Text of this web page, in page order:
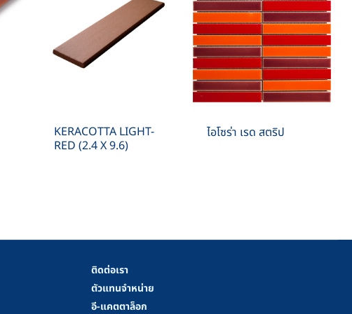
KERACOTTA LIGHT-
RED (2.4 X 9.6)
ไอโซร่า เรด สตริป
ติดต่อเรา
ตัวแทนจำหน่าย
อี-แคตตาล็อก